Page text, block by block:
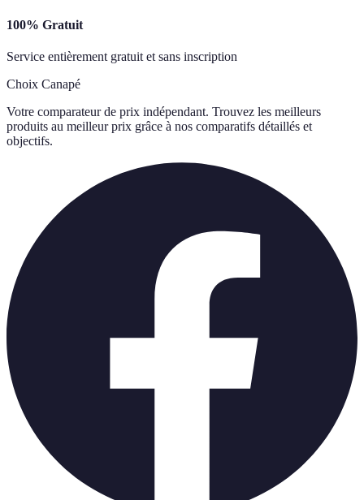
100% Gratuit
Service entièrement gratuit et sans inscription
Choix Canapé
Votre comparateur de prix indépendant. Trouvez les meilleurs
produits au meilleur prix grâce à nos comparatifs détaillés et
objectifs.